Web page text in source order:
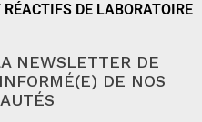
DE LABORATOIRE
NEWSLETTER DE
DE NOS